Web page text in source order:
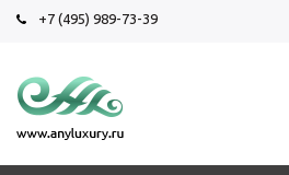
+7 (495) 989-73-39